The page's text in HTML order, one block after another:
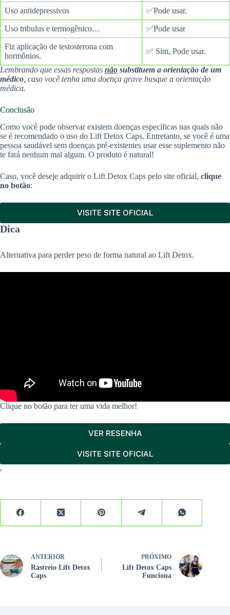
Uso antidepressivos ✅Pode usar.
Uso tribulus e termogênico… ✅Pode usar
Fiz aplicação de testosterona com
hormônios.
✅ Sim, Pode usar.
Lembrando que essas respostas não substituem a orientação de um
médico , caso você tenha uma doença grave busque a orientação
médica.
Conclusão
Como você pode observar existem doenças específicas nas quais não
se é recomendado o uso do Lift Detox Caps. Entretanto, se você é uma
pessoa saudável sem doenças pré-existentes usar esse suplemento não
te fará nenhum mal algum. O produto é natural!
Caso, você deseje adquirir o Lift Detox Caps pelo site oficial, clique
no botão:
VISITE SITE OFICIAL
Dica
Alternativa para perder peso de forma natural ao Lift Detox.
Clique no botão para ter uma vida melhor!
VER RESENHA
VISITE SITE OFICIAL
ANTERIOR
Rastreio Lift Detox
Caps
PRÓXIMO
Lift Detox Caps
Funciona